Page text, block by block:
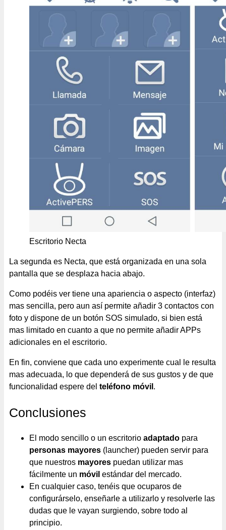
Escritorio Necta
La segunda es Necta, que está organizada en una sola
pantalla que se desplaza hacia abajo.
Como podéis ver tiene una apariencia o aspecto (interfaz)
mas sencilla, pero aun así permite añadir 3 contactos con
foto y dispone de un botón SOS simulado, si bien está
mas limitado en cuanto a que no permite añadir APPs
adicionales en el escritorio.
En fin, conviene que cada uno experimente cual le resulta
mas adecuada, lo que dependerá de sus gustos y de que
funcionalidad espere del teléfono móvil .
Conclusiones
El modo sencillo o un escritorio adaptado para
personas mayores (launcher) pueden servir para
que nuestros mayores puedan utilizar mas
fácilmente un móvil estándar del mercado.
En cualquier caso, tenéis que ocuparos de
configurárselo, enseñarle a utilizarlo y resolverle las
dudas que le vayan surgiendo, sobre todo al
principio.